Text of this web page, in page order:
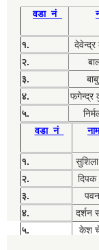
वडा नं
१. देवेन्द्र
२.
३.
४.
फगेन्द्र
५.
वडा नं
१.
२.
दिपक
३.
४.
दर्शन
५.
केश